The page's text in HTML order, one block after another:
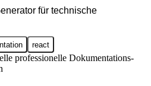
für technische
react